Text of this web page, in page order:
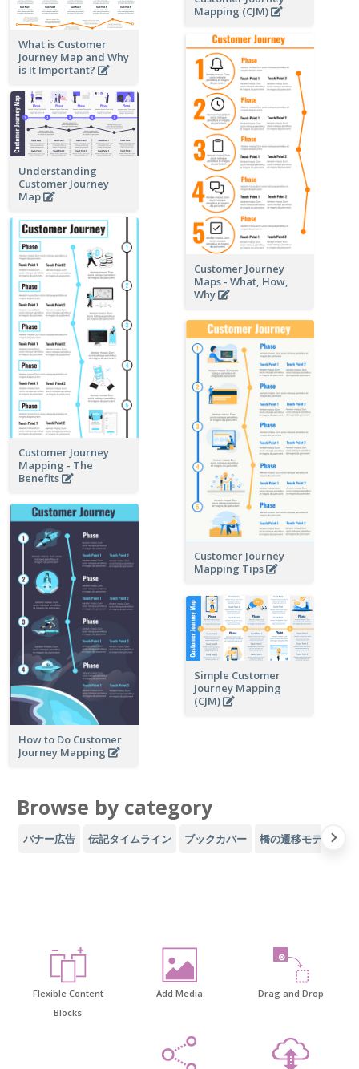
Mapping (CJM)
What is Customer
Journey Map and Why
is It Important?
Customer Journey
Maps - What, How,
Why
Understanding
Customer Journey
Map
Customer Journey
Mapping - The
Benefits
Customer Journey
Mapping Tips
How to Do Customer
Journey Mapping
Simple Customer
Journey Mapping
(CJM)
Browse by category
バナー広告 伝記タイムライン ブックカバー 橋の遷移モデル
Flexible Content
Blocks
Add Media Drag and Drop